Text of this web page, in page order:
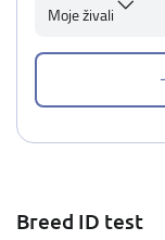
Moje živali
Breed ID test